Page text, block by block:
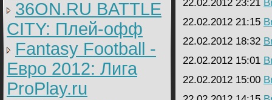
36ON.RU BATTLE
CITY: Плей-офф
Fantasy Football -
Евро 2012: Лига
ProPlay.ru
22.02.2012 23:21
22.02.2012 21:15
22.02.2012 18:32
22.02.2012 15:01
22.02.2012 15:00